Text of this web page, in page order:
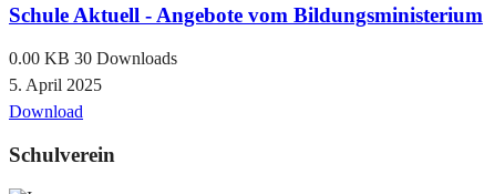
Schule Aktuell - Angebote vom Bildungsministerium
0.00 KB 30 Downloads
5. April 2025
Download
Schulverein